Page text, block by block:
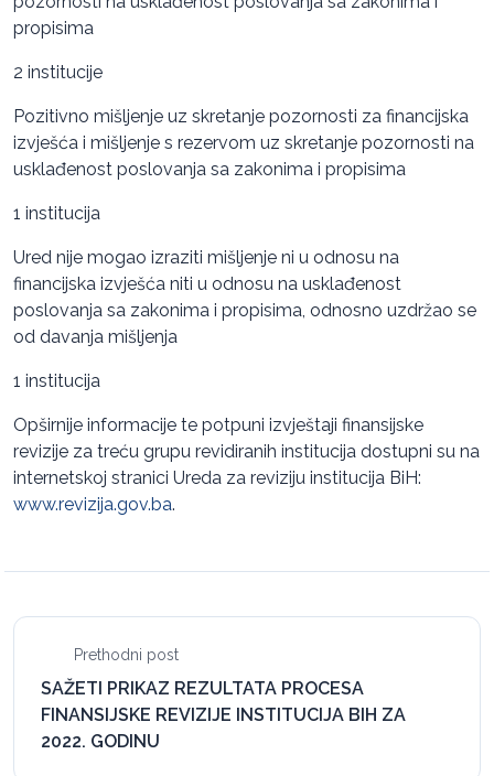
propisima
2 institucije
Pozitivno mišljenje uz skretanje pozornosti za financijska
izvješća i mišljenje s rezervom uz skretanje pozornosti na
usklađenost poslovanja sa zakonima i propisima
1 institucija
Ured nije mogao izraziti mišljenje ni u odnosu na
financijska izvješća niti u odnosu na usklađenost
poslovanja sa zakonima i propisima, odnosno uzdržao se
od davanja mišljenja
1 institucija
Opširnije informacije te potpuni izvještaji finansijske
revizije za treću grupu revidiranih institucija dostupni su na
internetskoj stranici Ureda za reviziju institucija BiH:
www.revizija.gov.ba.
Prethodni post
SAŽETI PRIKAZ REZULTATA PROCESA
FINANSIJSKE REVIZIJE INSTITUCIJA BIH ZA
2022. GODINU